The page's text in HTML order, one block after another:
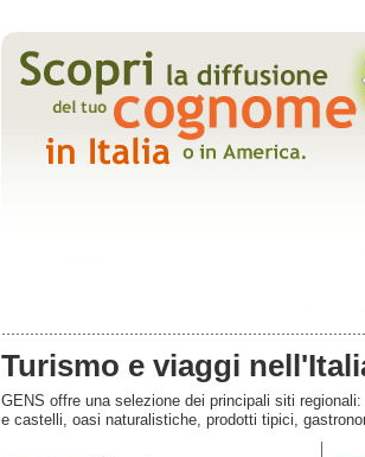
Turismo e viaggi
GENS offre una selezione dei principali siti
e castelli, oasi naturalistiche, prodotti tipici,